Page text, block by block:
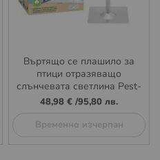
Въртящо се плашило за
птици отразяващо
слънчевата светлина Pest-
Stop Reflect-A-Bird
48,98 € /95,80 лв.
Временно изчерпан